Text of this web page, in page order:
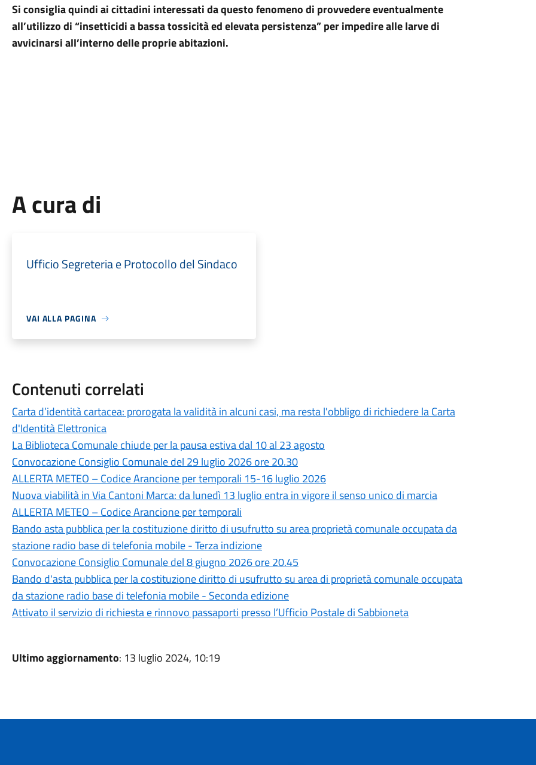
Si consiglia quindi ai cittadini interessati da questo fenomeno di provvedere eventualmente
all’utilizzo di “insetticidi a bassa tossicità ed elevata persistenza” per impedire alle larve di
avvicinarsi all’interno delle proprie abitazioni.
A cura di
Ufficio Segreteria e Protocollo del Sindaco
VAI ALLA PAGINA
Contenuti correlati
Carta d’identità cartacea: prorogata la validità in alcuni casi, ma resta l'obbligo di richiedere la Carta
d'Identità Elettronica
La Biblioteca Comunale chiude per la pausa estiva dal 10 al 23 agosto
Convocazione Consiglio Comunale del 29 luglio 2026 ore 20.30
ALLERTA METEO – Codice Arancione per temporali 15-16 luglio 2026
Nuova viabilità in Via Cantoni Marca: da lunedì 13 luglio entra in vigore il senso unico di marcia
ALLERTA METEO – Codice Arancione per temporali
Bando asta pubblica per la costituzione diritto di usufrutto su area proprietà comunale occupata da
stazione radio base di telefonia mobile - Terza indizione
Convocazione Consiglio Comunale del 8 giugno 2026 ore 20.45
Bando d'asta pubblica per la costituzione diritto di usufrutto su area di proprietà comunale occupata
da stazione radio base di telefonia mobile - Seconda edizione
Attivato il servizio di richiesta e rinnovo passaporti presso l’Ufficio Postale di Sabbioneta
Ultimo aggiornamento: 13 luglio 2024, 10:19